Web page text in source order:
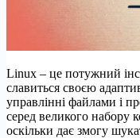
Linux – це потужний
славиться своєю
управлінні файлами і
серед великого набору
оскільки дає змогу